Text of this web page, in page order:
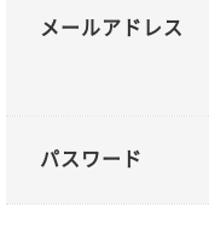
メールアドレス
パスワード